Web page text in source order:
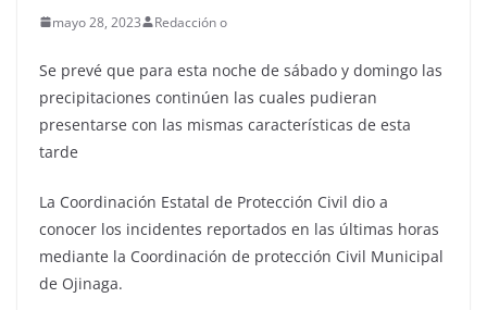
mayo 28, 2023 Redacción o
Se prevé que para esta noche de sábado y domingo las
precipitaciones continúen las cuales pudieran
presentarse con las mismas características de esta
tarde
La Coordinación Estatal de Protección Civil dio a
conocer los incidentes reportados en las últimas horas
mediante la Coordinación de protección Civil Municipal
de Ojinaga.